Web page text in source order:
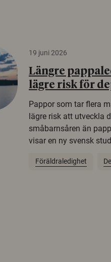
19 juni 2026
Längre
lägre risk för
Pappor som tar flera
lägre risk att utveckla
småbarnsåren än
visar en ny svensk
Föräldraledighet